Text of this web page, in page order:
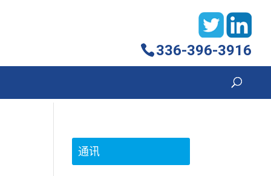
336-396-3916
通讯